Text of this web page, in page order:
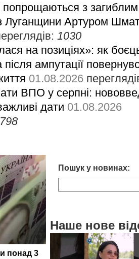
попрощаються з загиблим
Луганщини Артуром
1030
на позиціях»: як
ампутації
01.08.2026
ВПО у серпні:
дати 01.08.2026
798
понад 3
Пошук у новинах:
Наше нове